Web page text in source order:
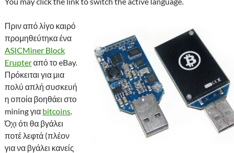
Πριν από λίγο καιρό
προμηθεύτηκα ένα
ASICMiner Block
Erupterαπό το eBay.
Πρόκειται για μια
πολύ απλή συσκευή
η οποία βοηθάει στο
mining για bitcoins.
Όχι ότι θα βγάλει
ποτέ λεφτά (πλέον
για να βγάλει κανείς